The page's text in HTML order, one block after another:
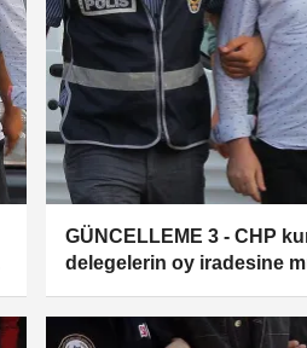
GÜNCELLEME 3 - CHP
delegelerin oy iradesine
zanlıya tutuklama talebi